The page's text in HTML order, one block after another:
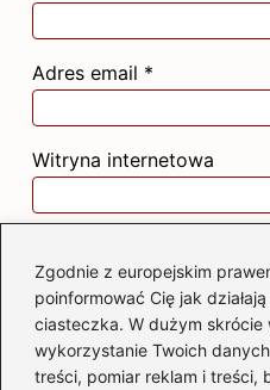
Zgodnie z europejskim
poinformować Cię jak
ciasteczka. W dużym skrócie
wykorzystanie Twoich
treści, pomiar reklam i treści,
Adres email *
Witryna internetowa
podczas pisania